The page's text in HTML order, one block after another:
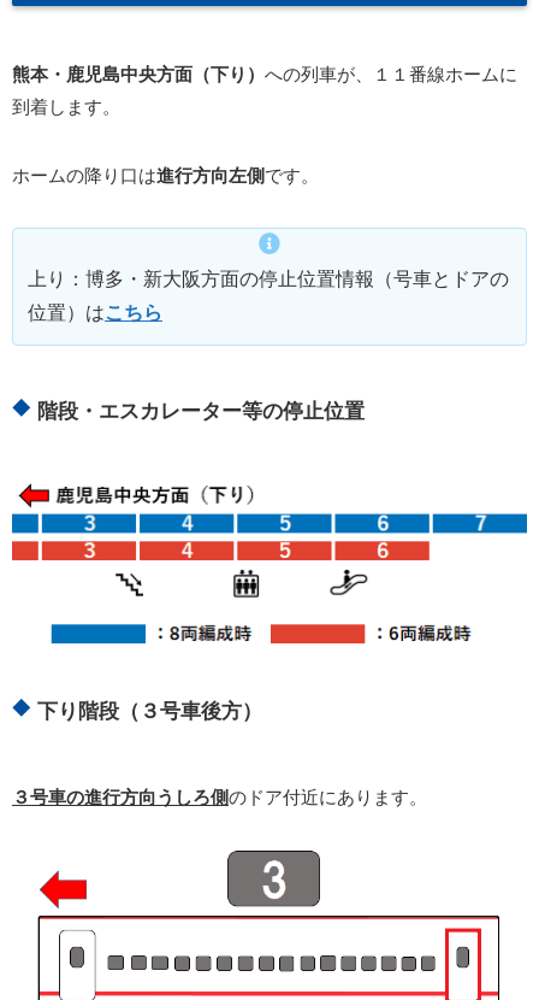
熊本・鹿児島中央方面（下り） への列車が、１１番線ホームに
到着します。
ホームの降り口は進行方向左側です。
上り：博多・新大阪方面の停止位置情報（号車とドアの
位置）はこちら
階段・エスカレーター等の停止位置
下り階段（３号車後方）
３号車の進行方向うしろ側のドア付近にあります。